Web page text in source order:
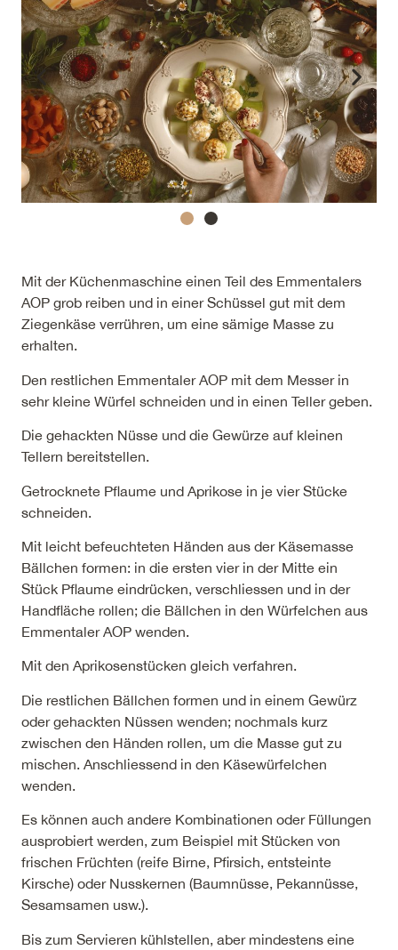
Mit der Küchenmaschine einen Teil des Emmentalers
AOP grob reiben und in einer Schüssel gut mit dem
Ziegenkäse verrühren, um eine sämige Masse zu
erhalten.
Den restlichen Emmentaler AOP mit dem Messer in
sehr kleine Würfel schneiden und in einen Teller geben.
Die gehackten Nüsse und die Gewürze auf kleinen
Tellern bereitstellen.
Getrocknete Pflaume und Aprikose in je vier Stücke
schneiden.
Mit leicht befeuchteten Händen aus der Käsemasse
Bällchen formen: in die ersten vier in der Mitte ein
Stück Pflaume eindrücken, verschliessen und in der
Handfläche rollen; die Bällchen in den Würfelchen aus
Emmentaler AOP wenden.
Mit den Aprikosenstücken gleich verfahren.
Die restlichen Bällchen formen und in einem Gewürz
oder gehackten Nüssen wenden; nochmals kurz
zwischen den Händen rollen, um die Masse gut zu
mischen. Anschliessend in den Käsewürfelchen
wenden.
Es können auch andere Kombinationen oder Füllungen
ausprobiert werden, zum Beispiel mit Stücken von
frischen Früchten (reife Birne, Pfirsich, entsteinte
Kirsche) oder Nusskernen (Baumnüsse, Pekannüsse,
Sesamsamen usw.).
Bis zum Servieren kühlstellen, aber mindestens eine